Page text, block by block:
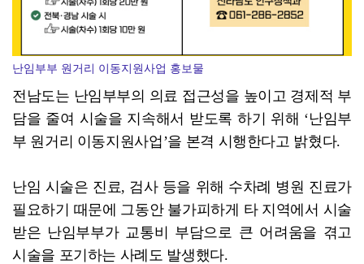
난임부부 원거리 이동지원사업 홍보물
전남도는 난임부부의 의료 접근성을 높이고 경제적 부
담을 줄여 시술을 지속해서 받도록 하기 위해 ‘난임부
부 원거리 이동지원사업’을 본격 시행한다고 밝혔다.
난임 시술은 진료, 검사 등을 위해 수차례 병원 진료가
필요하기 때문에 그동안 불가피하게 타 지역에서 시술
받은 난임부부가 교통비 부담으로 큰 어려움을 겪고
시술을 포기하는 사례도 발생했다.